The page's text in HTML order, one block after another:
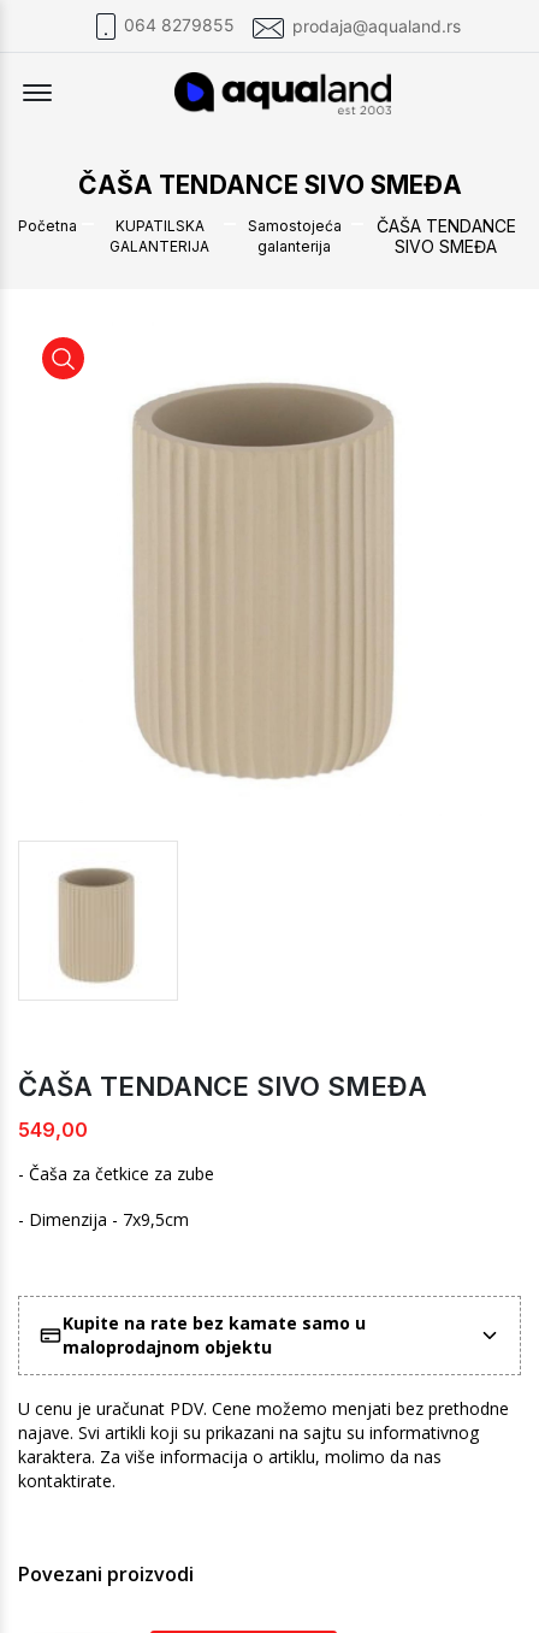
064 8279855 prodaja@aqualand.rs
Offcanvas Menu Open
ČAŠA TENDANCE SIVO SMEĐA
Početna
KUPATILSKA
GALANTERIJA
Samostojeća
galanterija
ČAŠA TENDANCE
SIVO SMEĐA
ČAŠA TENDANCE SIVO SMEĐA
ČAŠA TENDANCE SIVO SMEĐA
549,00
- Čaša za četkice za zube
- Dimenzija - 7x9,5cm
Kupite na rate bez kamate samo u
maloprodajnom objektu
U cenu je uračunat PDV. Cene možemo menjati bez prethodne
najave. Svi artikli koji su prikazani na sajtu su informativnog
karaktera. Za više informacija o artiklu, molimo da nas
kontaktirate.
Povezani proizvodi